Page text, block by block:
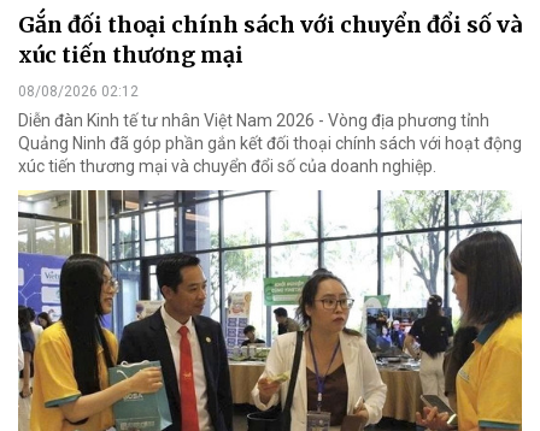
Gắn đối thoại chính sách với chuyển đổi số và
xúc tiến thương mại
08/08/2026 02:12
Diễn đàn Kinh tế tư nhân Việt Nam 2026 - Vòng địa phương tỉnh
Quảng Ninh đã góp phần gắn kết đối thoại chính sách với hoạt động
xúc tiến thương mại và chuyển đổi số của doanh nghiệp.